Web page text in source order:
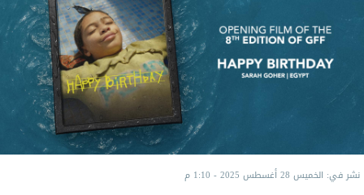
نشر في: الخميس 28 أغسطس 2025 - 1:10 م